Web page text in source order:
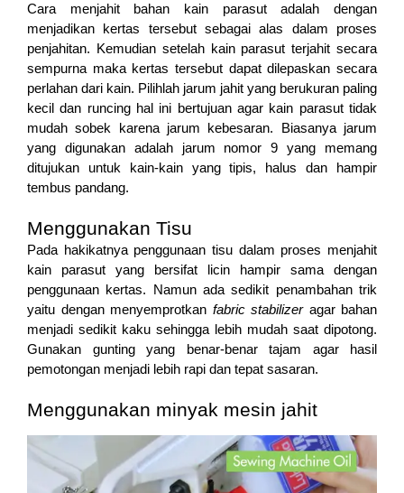
Cara menjahit bahan kain parasut adalah dengan
menjadikan kertas tersebut sebagai alas dalam proses
penjahitan. Kemudian setelah kain parasut terjahit secara
sempurna maka kertas tersebut dapat dilepaskan secara
perlahan dari kain. Pilihlah jarum jahit yang berukuran paling
kecil dan runcing hal ini bertujuan agar kain parasut tidak
mudah sobek karena jarum kebesaran. Biasanya jarum
yang digunakan adalah jarum nomor 9 yang memang
ditujukan untuk kain-kain yang tipis, halus dan hampir
tembus pandang.
Menggunakan Tisu
Pada hakikatnya penggunaan tisu dalam proses menjahit
kain parasut yang bersifat licin hampir sama dengan
penggunaan kertas. Namun ada sedikit penambahan trik
yaitu dengan menyemprotkan fabric stabilizeragar bahan
menjadi sedikit kaku sehingga lebih mudah saat dipotong.
Gunakan gunting yang benar-benar tajam agar hasil
pemotongan menjadi lebih rapi dan tepat sasaran.
Menggunakan minyak mesin jahit